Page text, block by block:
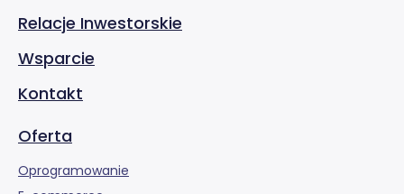
Relacje Inwestorskie
Wsparcie
Kontakt
Oferta
Oprogramowanie